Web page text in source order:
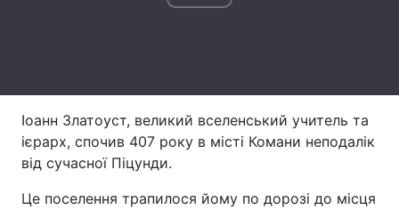
Іоанн Златоуст, великий вселенський учитель та
ієрарх, спочив 407 року в місті Комани неподалік
від сучасної Піцунди.
Це поселення трапилося йому по дорозі до місця